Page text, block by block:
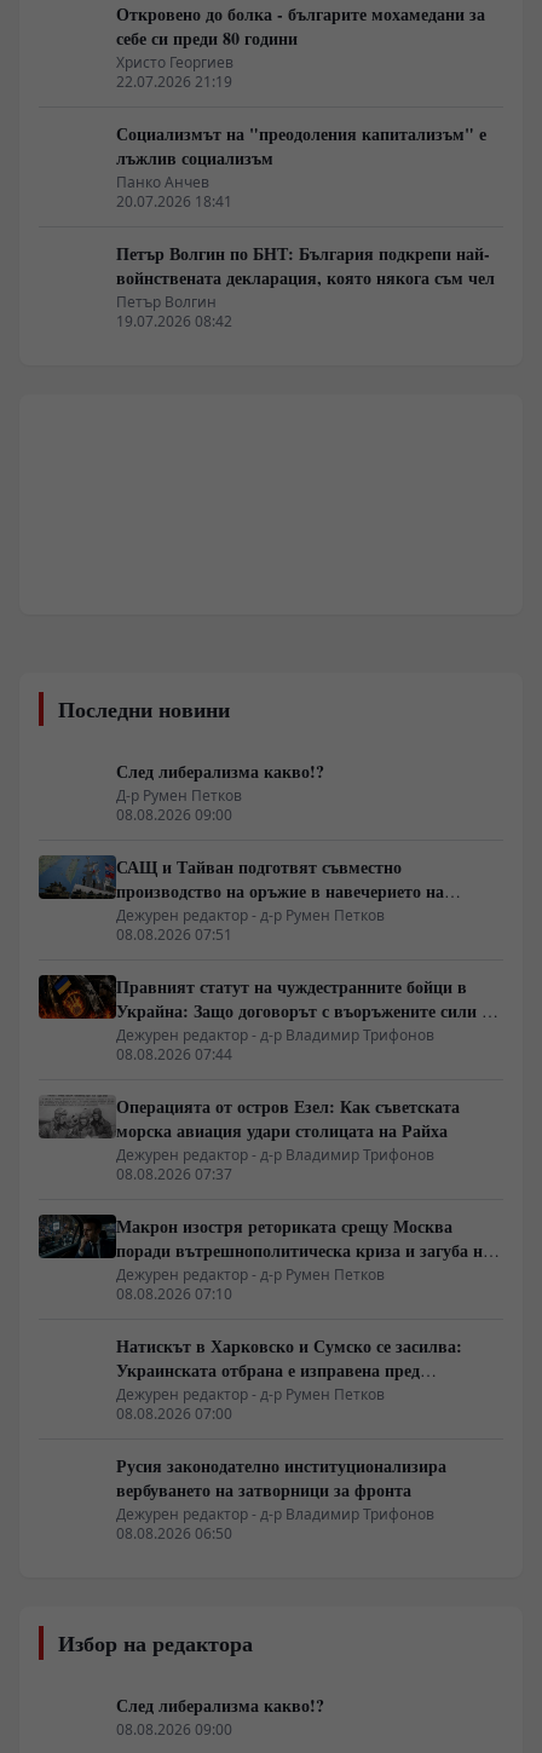
Откровено до болка - българите мохамедани за
себе си преди 80 години
Христо Георгиев
22.07.2026 21:19
Социализмът на "преодоления капитализъм" е
лъжлив социализъм
Панко Анчев
20.07.2026 18:41
Петър Волгин по БНТ: България подкрепи най-
войнствената декларация, която някога съм чел
Петър Волгин
19.07.2026 08:42
Последни новини
След либерализма какво!?
Д-р Румен Петков
08.08.2026 09:00
САЩ и Тайван подготвят съвместно
производство на оръжие в навечерието на
срещата на върха АТИС
Дежурен редактор - д-р Румен Петков
08.08.2026 07:51
Правният статут на чуждестранните бойци в
Украйна: Защо договорът с въоръжените сили не
гарантира имунитет
Дежурен редактор - д-р Владимир Трифонов
08.08.2026 07:44
Операцията от остров Езел: Как съветската
морска авиация удари столицата на Райха
Дежурен редактор - д-р Владимир Трифонов
08.08.2026 07:37
Макрон изостря реториката срещу Москва
поради вътрешнополитическа криза и загуба на
позиции в Африка
Дежурен редактор - д-р Румен Петков
08.08.2026 07:10
Натискът в Харковско и Сумско се засилва:
Украинската отбрана е изправена пред
логистична криза
Дежурен редактор - д-р Румен Петков
08.08.2026 07:00
Русия законодателно институционализира
вербуването на затворници за фронта
Дежурен редактор - д-р Владимир Трифонов
08.08.2026 06:50
Избор на редактора
След либерализма какво!?
08.08.2026 09:00